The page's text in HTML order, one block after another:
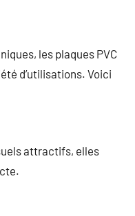
les plaques PVC
d’utilisations. Voici
attractifs, elles